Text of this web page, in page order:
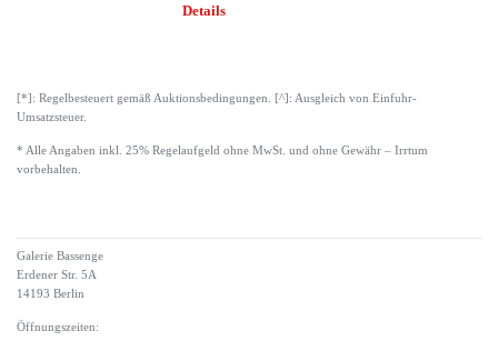
Details
[*]: Regelbesteuert gemäß Auktionsbedingungen. [^]: Ausgleich von Einfuhr-
Umsatzsteuer.
* Alle Angaben inkl. 25% Regelaufgeld ohne MwSt. und ohne Gewähr – Irrtum
vorbehalten.
Galerie Bassenge
Erdener Str. 5A
14193 Berlin
Öffnungszeiten: